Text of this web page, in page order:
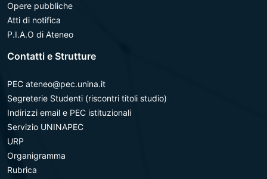
Opere pubbliche
Atti di notifica
P.I.A.O di Ateneo
Contatti e Strutture
PEC ateneo@pec.unina.it
Segreterie Studenti (riscontri titoli studio)
Indirizzi email e PEC istituzionali
Servizio UNINAPEC
URP
Organigramma
Rubrica